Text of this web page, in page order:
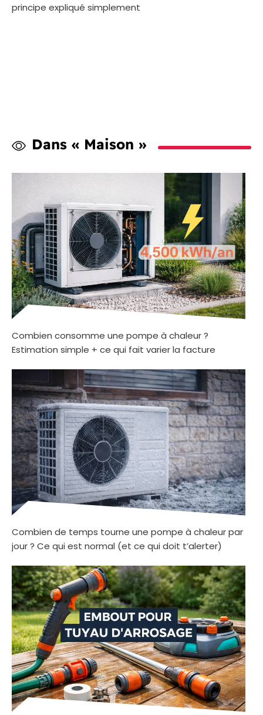
principe expliqué simplement
Dans « Maison »
Combien consomme une pompe à chaleur ?
Estimation simple + ce qui fait varier la facture
Combien de temps tourne une pompe à chaleur par
jour ? Ce qui est normal (et ce qui doit t’alerter)